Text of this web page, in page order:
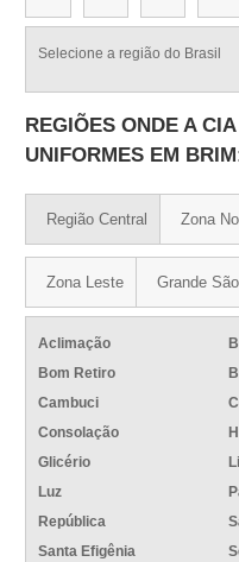
Selecione a região do Brasil
REGIÕES ONDE A
UNIFORMES EM
Região Central Zona
Zona Leste Grande
Aclimação
Bom Retiro
Cambuci
Consolação
Glicério
Luz
República
Santa Efigênia